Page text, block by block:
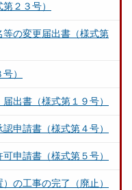
２３号）
の変更届出書（様式第
）
出書（様式第１９号）
申請書（様式第４号）
申請書（様式第５号）
の工事の完了（廃止）